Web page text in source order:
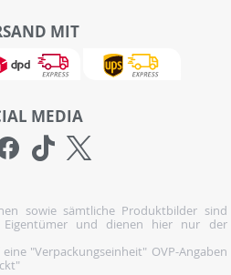
MIT
MEDIA
sowie sämtliche Produktbilder sind
Eigentümer und dienen hier nur der
"Verpackungseinheit" OVP-Angaben